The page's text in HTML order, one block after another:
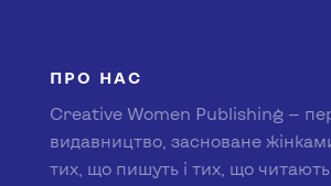
ПРО НАС
Creative Women Publishing —
видавництво, засноване
тих, що пишуть і тих, що